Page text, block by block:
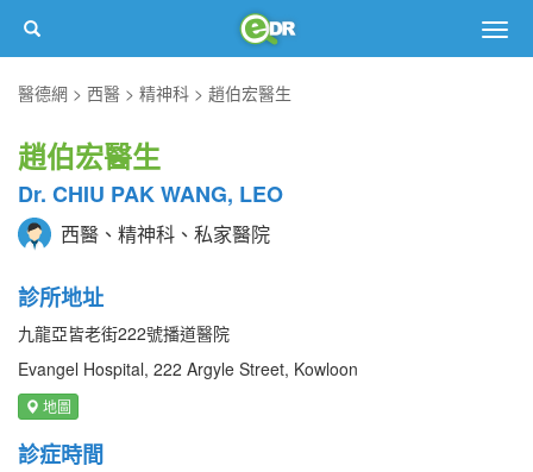
醫德網
西醫 精神科 趙伯宏醫生
趙伯宏醫生
Dr. CHIU PAK WANG, LEO
西醫、精神科、私家醫院
診所地址
九龍亞皆老街222號播道醫院
Evangel Hospital, 222 Argyle Street, Kowloon
地圖
診症時間